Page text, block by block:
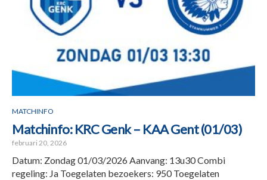
MATCHINFO
Matchinfo: KRC Genk – KAA Gent (01/03)
februari 20, 2026
Datum: Zondag 01/03/2026 Aanvang: 13u30 Combi
regeling: Ja Toegelaten bezoekers: 950 Toegelaten